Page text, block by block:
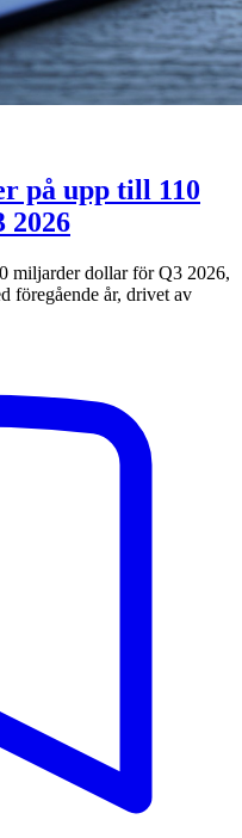
på upp till 110
miljarder dollar för Q3 2026,
föregående år, drivet av